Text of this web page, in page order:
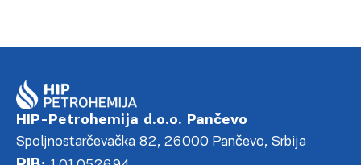
HIP-Petrohemija d.o.o. Pančevo
Spoljnostarčevačka 82, 26000 Pančevo, Srbija